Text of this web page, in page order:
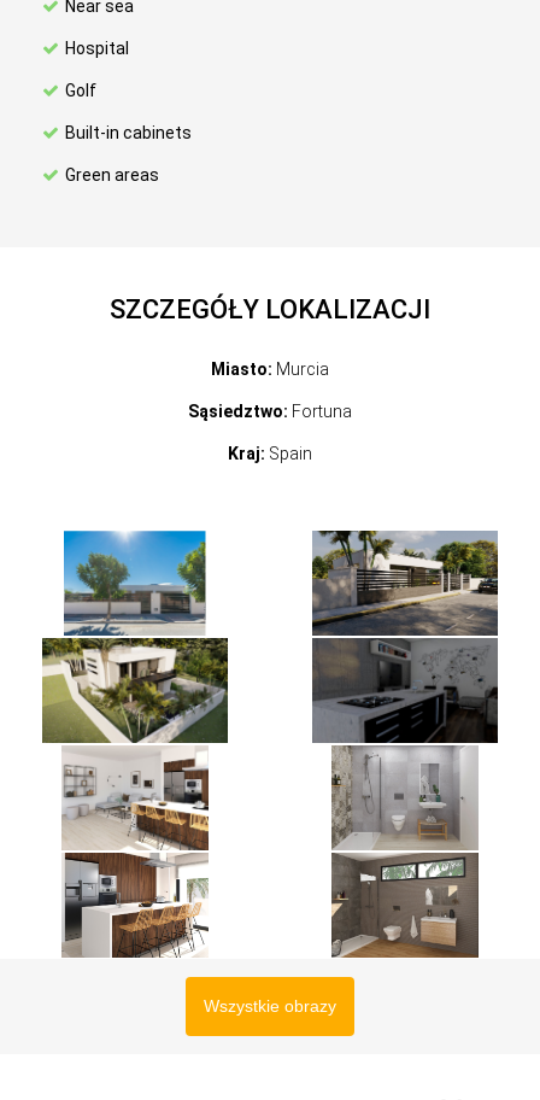
Near sea
Hospital
Golf
Built-in cabinets
Green areas
SZCZEGÓŁY LOKALIZACJI
Miasto: Murcia
Sąsiedztwo: Fortuna
Kraj: Spain
Wszystkie obrazy